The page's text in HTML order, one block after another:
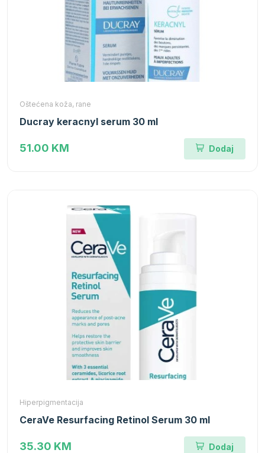
Oštećena koža, rane
Ducray keracnyl serum 30 ml
51.00 KM Dodaj
Hiperpigmentacija
CeraVe Resurfacing Retinol Serum 30 ml
35.30 KM Dodaj